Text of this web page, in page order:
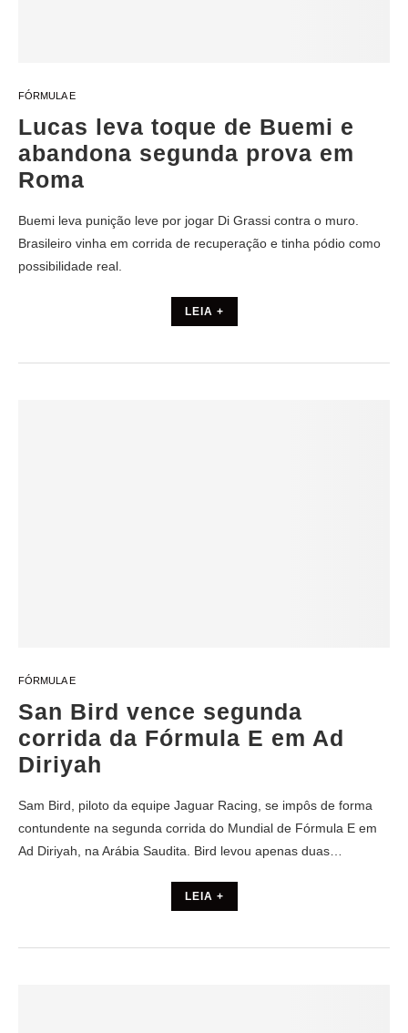
FÓRMULA E
Lucas leva toque de Buemi e
abandona segunda prova em
Roma
Buemi leva punição leve por jogar Di Grassi contra o muro.
Brasileiro vinha em corrida de recuperação e tinha pódio como
possibilidade real.
LEIA +
FÓRMULA E
San Bird vence segunda
corrida da Fórmula E em Ad
Diriyah
Sam Bird, piloto da equipe Jaguar Racing, se impôs de forma
contundente na segunda corrida do Mundial de Fórmula E em
Ad Diriyah, na Arábia Saudita. Bird levou apenas duas…
LEIA +